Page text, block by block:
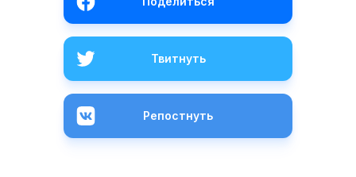
Твитнуть
Репостнуть